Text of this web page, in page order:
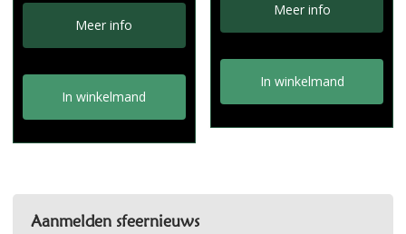
Meer info
In winkelmand
Meer info
In winkelmand
Aanmelden sfeernieuws